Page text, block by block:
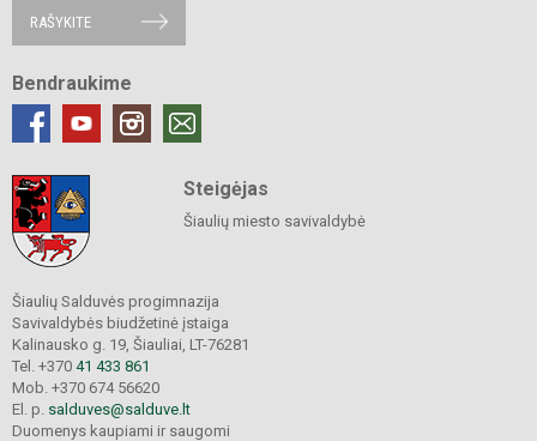
RAŠYKITE
Bendraukime
Steigėjas
Šiaulių miesto savivaldybė
Šiaulių Salduvės progimnazija
Savivaldybės biudžetinė įstaiga
Kalinausko g. 19, Šiauliai, LT-76281
Tel. +370 41 433 861
Mob. +370 674 56620
El. p. salduves@salduve.lt
Duomenys kaupiami ir saugomi